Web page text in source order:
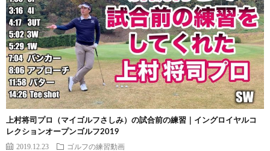
上村将司プロ（マイゴルフさしみ）の試合前の練習｜イングロイヤルコ
レクションオープンゴルフ2019
2019.12.23 ゴルフの練習動画